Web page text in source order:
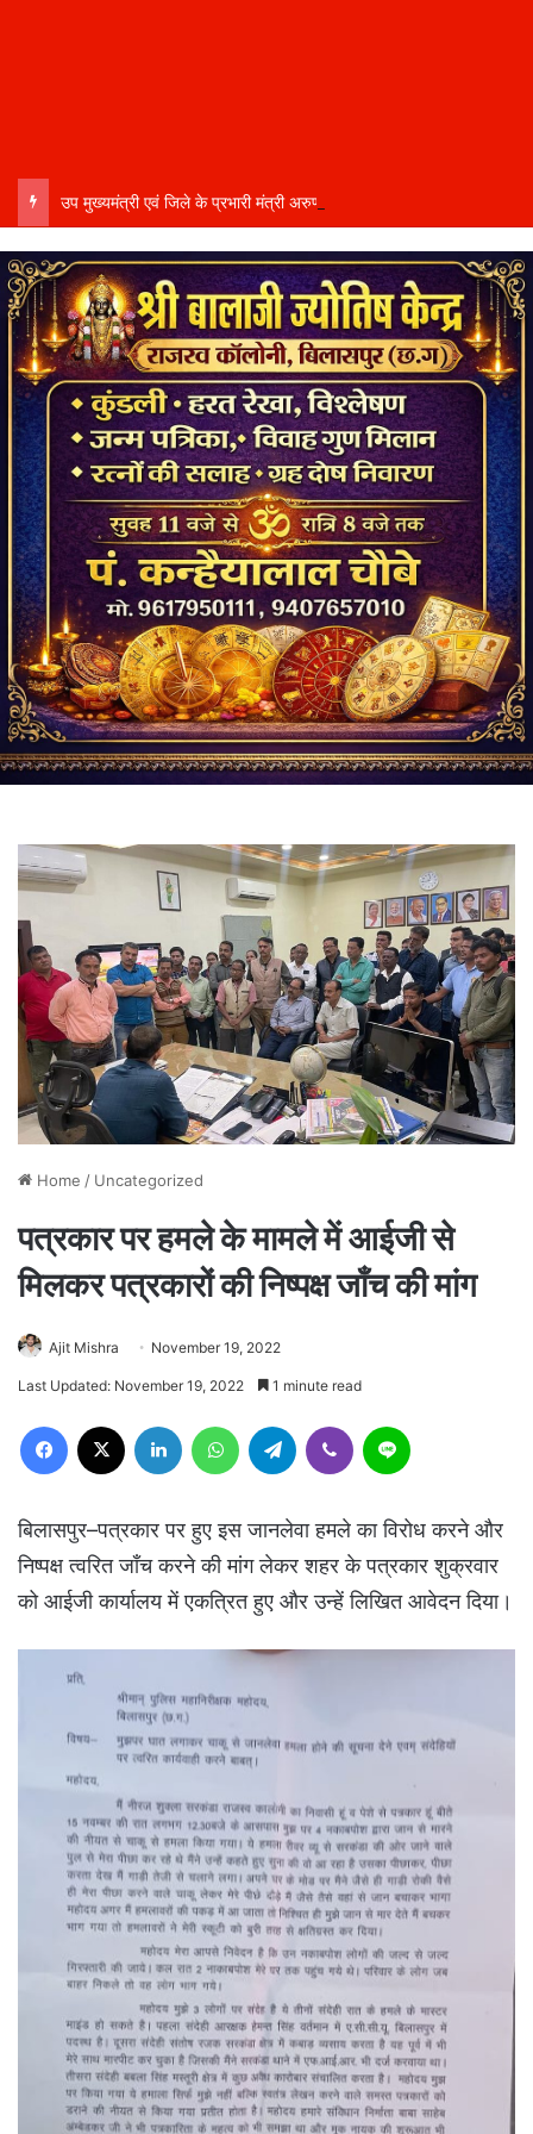
Home / Uncategorized
पत्रकार पर हमले के मामले में आईजी से
मिलकर पत्रकारों की निष्पक्ष जाँच की मांग
Ajit Mishra November 19, 2022
Last Updated: November 19, 2022 1 minute read
Facebook LinkedIn WhatsAppTelegram Viber
बिलासपुर–पत्रकार पर हुए इस जानलेवा हमले का विरोध करने और
निष्पक्ष त्वरित जाँच करने की मांग लेकर शहर के पत्रकार शुक्रवार
को आईजी कार्यालय में एकत्रित हुए और उन्हें लिखित आवेदन दिया।